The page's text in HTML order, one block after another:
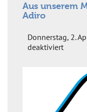
Aus unserem
Adiro
Donnerstag, 2.
deaktiviertfür
30
Jahre
Adiro